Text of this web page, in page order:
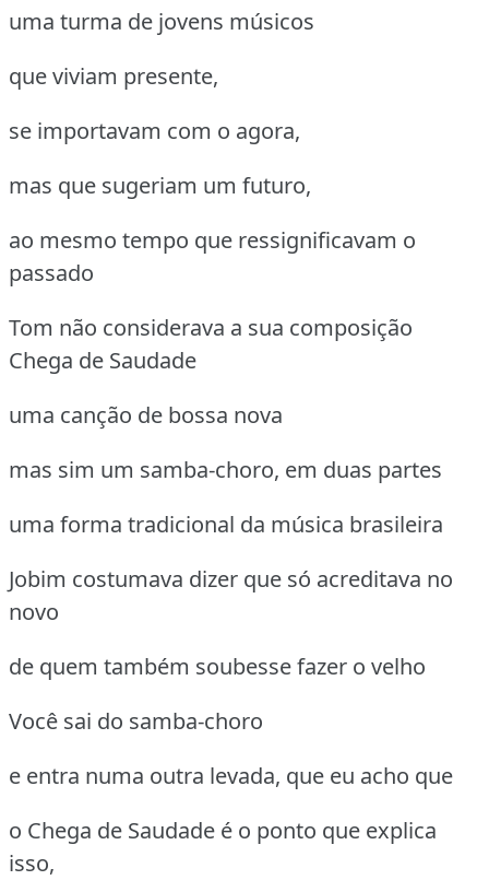
uma turma de jovens músicos
que viviam presente,
se importavam com o agora,
mas que sugeriam um futuro,
ao mesmo tempo que ressignificavam o
passado
Tom não considerava a sua composição
Chega de Saudade
uma canção de bossa nova
mas sim um samba-choro, em duas partes
uma forma tradicional da música brasileira
Jobim costumava dizer que só acreditava no
novo
de quem também soubesse fazer o velho
Você sai do samba-choro
e entra numa outra levada, que eu acho que
o Chega de Saudade é o ponto que explica
isso,